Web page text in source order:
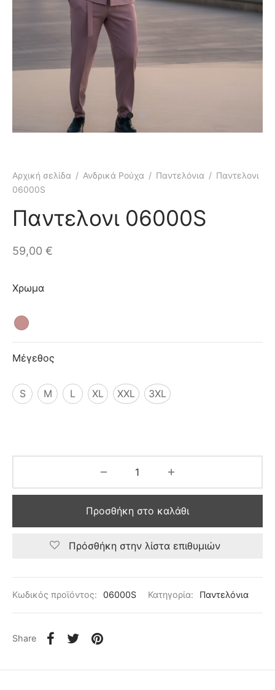
Αρχική σελίδα / Ανδρικά Ρούχα / Παντελόνια / Παντελονι
06000S
Παντελονι 06000S
59,00 €
Χρωμα
Μέγεθος
S M L XL XXL 3XL
Προσθήκη στο καλάθι
Πρόσθήκη στην λίστα επιθυμιών
Κωδικός προϊόντος: 06000S Κατηγορία: Παντελόνια
Share